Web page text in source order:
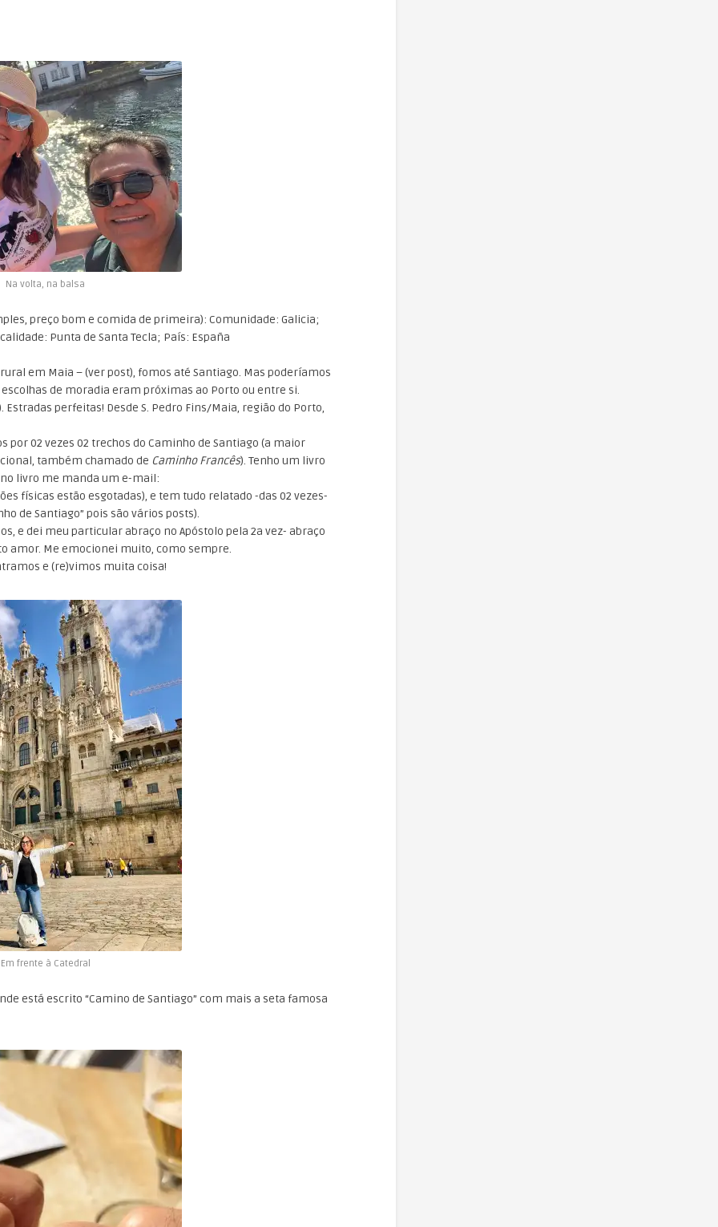
Na volta, na balsa
preço bom e comida de primeira): Comunidade: Galicia;
Punta de Santa Tecla; País: España
em Maia – (ver post), fomos até Santiago. Mas poderíamos
de moradia eram próximas ao Porto ou entre si.
Estradas perfeitas! Desde S. Pedro Fins/Maia, região do Porto,
02 vezes 02 trechos do Caminho de Santiago (a maior
também chamado de Caminho Francês). Tenho um livro
livro me manda um e-mail:
físicas estão esgotadas), e tem tudo relatado -das 02 vezes-
de Santiago” pois são vários posts).
e dei meu particular abraço no Apóstolo pela 2a vez- abraço
amor. Me emocionei muito, como sempre.
e (re)vimos muita coisa!
Em frente à Catedral
está escrito “Camino de Santiago” com mais a seta famosa